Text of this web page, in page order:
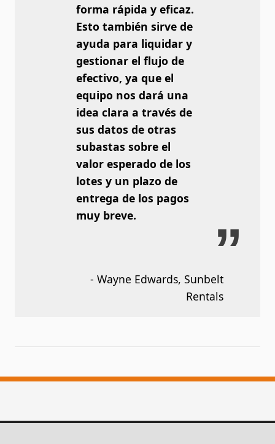
forma rápida y eficaz.
Esto también sirve de
ayuda para liquidar y
gestionar el flujo de
efectivo, ya que el
equipo nos dará una
idea clara a través de
sus datos de otras
subastas sobre el
valor esperado de los
lotes y un plazo de
entrega de los pagos
muy breve.
- Wayne Edwards, Sunbelt
Rentals